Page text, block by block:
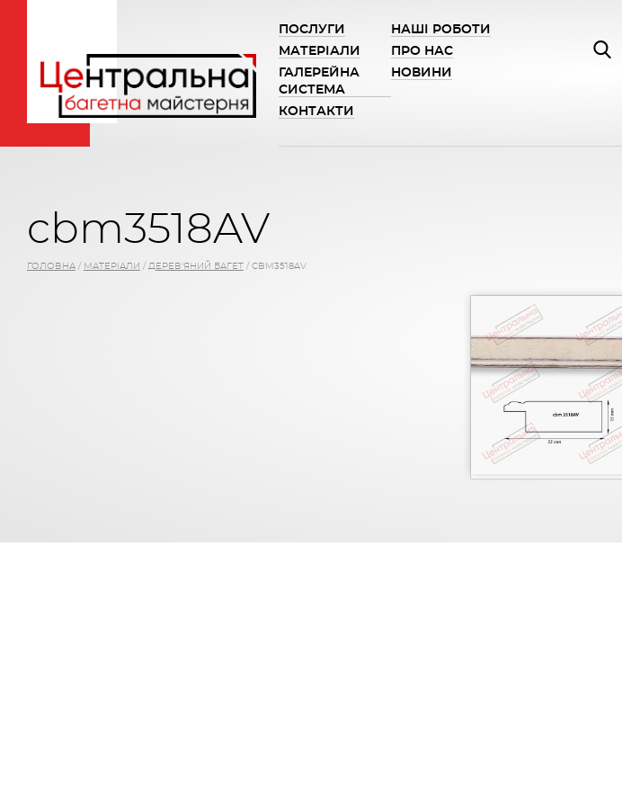
ПОСЛУГИ
НАШІ РОБОТИ
МАТЕРІАЛИ
ПРО НАС
ГАЛЕРЕЙНА
СИСТЕМА
НОВИНИ
КОНТАКТИ
cbm3518AV
ГОЛОВНА / МАТЕРІАЛИ / ДЕРЕВ'ЯНИЙ БАГЕТ / CBM3518AV